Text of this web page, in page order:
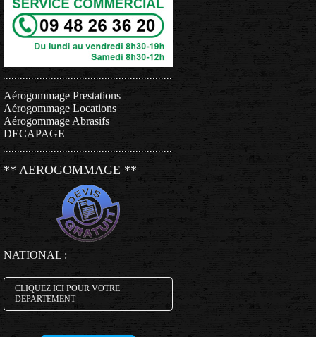
Aérogommage Prestations
Aérogommage Locations
Aérogommage Abrasifs
DECAPAGE
** AEROGOMMAGE **
NATIONAL :
CLIQUEZ ICI POUR VOTRE
DEPARTEMENT